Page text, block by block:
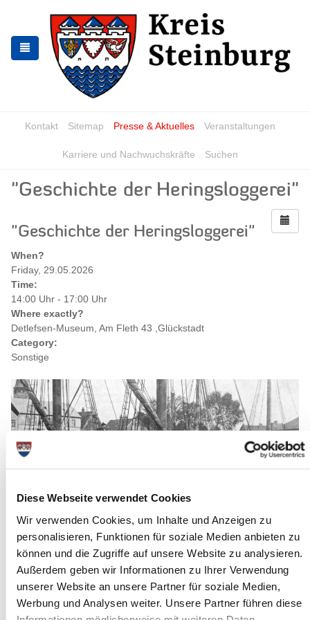
Diese Webseite verwendet Cookies
Wir verwenden Cookies, um Inhalte und Anzeigen zu
personalisieren, Funktionen für soziale Medien anbieten zu
können und die Zugriffe auf unsere Website zu analysieren.
Außerdem geben wir Informationen zu Ihrer Verwendung
unserer Website an unsere Partner für soziale Medien,
Werbung und Analysen weiter. Unsere Partner führen diese
springen
springen
Kontakt Sitemap Presse & Aktuelles Veranstaltungen
Karriere und Nachwuchskräfte Suchen
"Geschichte der Heringsloggerei"
"Geschichte der Heringsloggerei"
When?
Friday, 29.05.2026
Time:
14:00 Uhr - 17:00 Uhr
Where exactly?
Detlefsen-Museum, Am Fleth 43 ,Glückstadt
Category:
Sonstige
Source : Detlefsen-Museum
Long description